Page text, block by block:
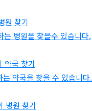
원 찾기
는 병원을 찾을수 있습니다.
약국 찾기
약국을 찾을 수 있습니다.
병원 찾기